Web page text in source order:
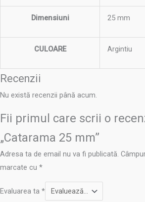
Dimensiuni 25 mm
CULOARE Argintiu
Recenzii
Nu există recenzii până acum.
Fii primul care scrii o
„Catarama 25 mm”
Adresa ta de email nu va fi publicată.
marcate cu *
Evaluarea ta *